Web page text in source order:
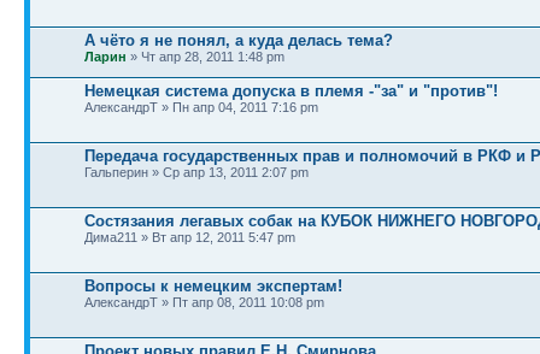
А чёто я не понял, а куда делась тема?
Ларин » Чт апр 28, 2011 1:48 pm
Немецкая система допуска в племя -"за" и "против"!
АлександрТ » Пн апр 04, 2011 7:16 pm
Передача государственных прав и полномочий в РКФ и
Гальперин » Ср апр 13, 2011 2:07 pm
Состязания легавых собак на КУБОК НИЖНЕГО
Дима211 » Вт апр 12, 2011 5:47 pm
Вопросы к немецким экспертам!
АлександрТ » Пт апр 08, 2011 10:08 pm